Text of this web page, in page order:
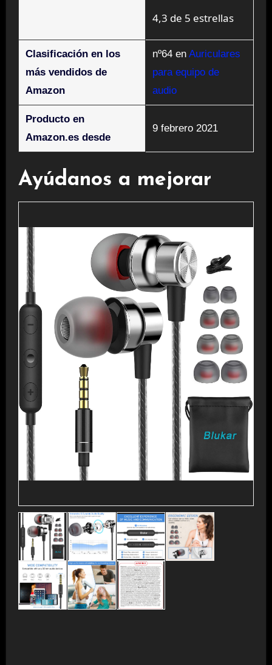
4,3 de 5 estrellas
Clasificación en los
más vendidos de
Amazon
nº64 en Auriculares
para equipo de
audio
Producto en
Amazon.es desde
9 febrero 2021
Ayúdanos a mejorar